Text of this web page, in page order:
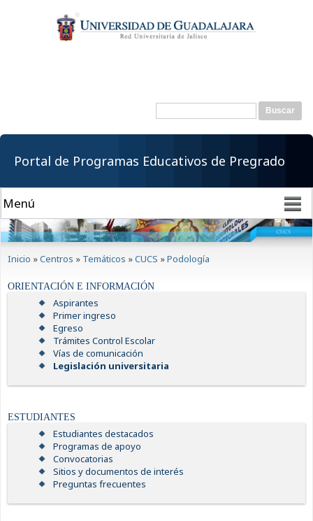
contenido
principal
Formulario de
Buscar
Portal de Programas Educativos de Pregrado
Inicio »Centros » Temáticos »CUCS »Podología
ORIENTACIÓN E INFORMACIÓN
Aspirantes
Primer ingreso
Egreso
Trámites Control Escolar
Vías de comunicación
Legislación universitaria
ESTUDIANTES
Estudiantes destacados
Programas de apoyo
Convocatorias
Sitios y documentos de interés
Preguntas frecuentes